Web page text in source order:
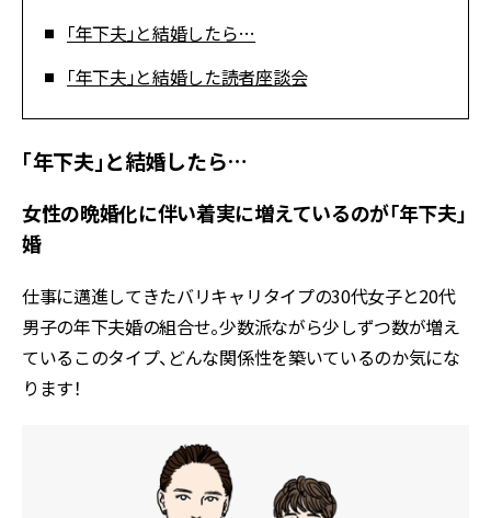
「年下夫」と結婚したら…
「年下夫」と結婚した読者座談会
「年下夫」と結婚したら…
女性の晩婚化に伴い着実に増えているのが「年下夫」
婚
仕事に邁進してきたバリキャリタイプの30代女子と20代
男子の年下夫婚の組合せ。少数派ながら少しずつ数が増え
ているこのタイプ、どんな関係性を築いているのか気にな
ります！